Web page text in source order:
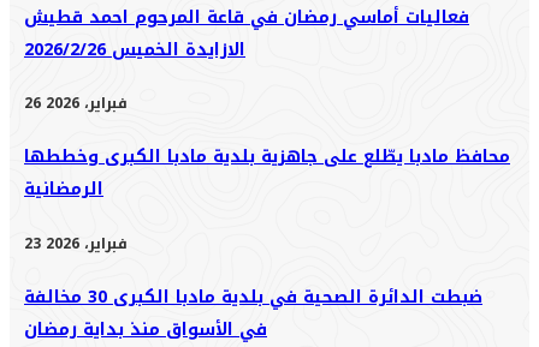
فعاليات أماسي رمضان في قاعة المرحوم احمد قطيش
الازايدة الخميس 2026/2/26
26 فبراير، 2026
محافظ مادبا يطّلع على جاهزية بلدية مادبا الكبرى وخططها
الرمضانية
23 فبراير، 2026
ضبطت الدائرة الصحية في بلدية مادبا الكبرى 30 مخالفة
في الأسواق منذ بداية رمضان